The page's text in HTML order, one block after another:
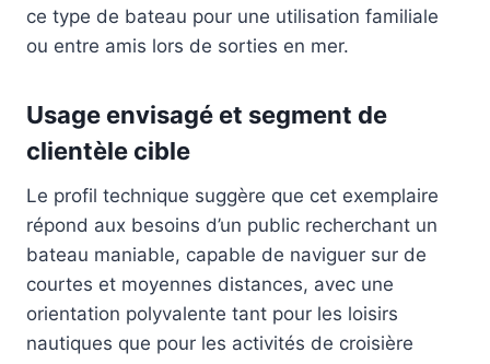
ce type de bateau pour une utilisation familiale
ou entre amis lors de sorties en mer.
Usage envisagé et segment de
clientèle cible
Le profil technique suggère que cet exemplaire
répond aux besoins d’un public recherchant un
bateau maniable, capable de naviguer sur de
courtes et moyennes distances, avec une
orientation polyvalente tant pour les loisirs
nautiques que pour les activités de croisière